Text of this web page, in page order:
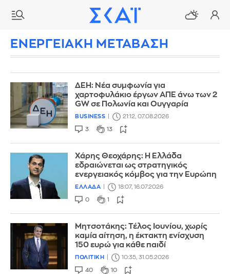
ΕΝΕΡΓΕΙΑΚΗ ΜΕΤΑΒΑΣΗ
ΔΕΗ: Νέα συμφωνία για
χαρτοφυλάκιο έργων ΑΠΕ άνω των 2
GW σε Πολωνία και Ουγγαρία
BUSINESS 21:12, 07.08.2026
3 13
Χάρης Θεοχάρης: Η Ελλάδα
εδραιώνεται ως στρατηγικός
ενεργειακός κόμβος για την Ευρώπη
ΕΛΛΑΔΑ 18:07, 16.07.2026
0 1
Μητσοτάκης: Τέλος Ιουνίου, χωρίς
καμία αίτηση, η έκτακτη ενίσχυση
150 ευρώ για κάθε παιδί
ΠΟΛΙΤΙΚΗ 10:35, 31.05.2026
40 10